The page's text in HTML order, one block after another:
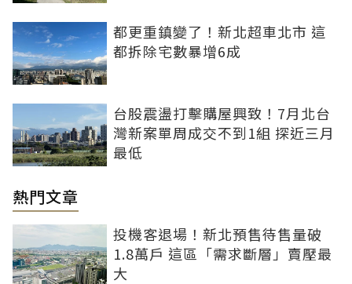
都更重鎮變了！新北超車北市 這
都拆除宅數暴增6成
台股震盪打擊購屋興致！7月北台
灣新案單周成交不到1組 探近三月
最低
熱門文章
投機客退場！新北預售待售量破
1.8萬戶 這區「需求斷層」賣壓最
大